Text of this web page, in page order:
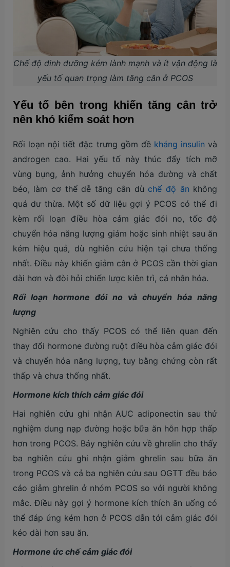
Chế độ dinh dưỡng kém lành mạnh và ít vận động là
yếu tố quan trọng làm tăng cân ở PCOS
Yếu tố bên trong khiến tăng cân trở
nên khó kiểm soát hơn
Rối loạn nội tiết đặc trưng gồm đề kháng insulin và
androgen cao. Hai yếu tố này thúc đẩy tích mỡ
vùng bụng, ảnh hưởng chuyển hóa đường và chất
béo, làm cơ thể dễ tăng cân dù chế độ ăn không
quá dư thừa. Một số dữ liệu gợi ý PCOS có thể đi
kèm rối loạn điều hòa cảm giác đói no, tốc độ
chuyển hóa năng lượng giảm hoặc sinh nhiệt sau ăn
kém hiệu quả, dù nghiên cứu hiện tại chưa thống
nhất. Điều này khiến giảm cân ở PCOS cần thời gian
dài hơn và đòi hỏi chiến lược kiên trì, cá nhân hóa.
Rối loạn hormone đói no và chuyển hóa năng
lượng
Nghiên cứu cho thấy PCOS có thể liên quan đến
thay đổi hormone đường ruột điều hòa cảm giác đói
và chuyển hóa năng lượng, tuy bằng chứng còn rất
thấp và chưa thống nhất.
Hormone kích thích cảm giác đói
Hai nghiên cứu ghi nhận AUC adiponectin sau thử
nghiệm dung nạp đường hoặc bữa ăn hỗn hợp thấp
hơn trong PCOS. Bảy nghiên cứu về ghrelin cho thấy
ba nghiên cứu ghi nhận giảm ghrelin sau bữa ăn
trong PCOS và cả ba nghiên cứu sau OGTT đều báo
cáo giảm ghrelin ở nhóm PCOS so với người không
mắc. Điều này gợi ý hormone kích thích ăn uống có
thể đáp ứng kém hơn ở PCOS dẫn tới cảm giác đói
kéo dài hơn sau ăn.
Hormone ức chế cảm giác đói